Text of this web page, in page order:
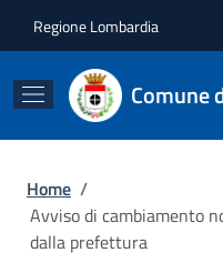
Regione Lombardia
Comune
Briciole di
Home /
Avviso di cambiamento
dalla prefettura